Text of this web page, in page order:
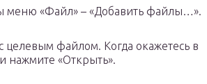
меню «Файл» – «Добавить файлы…».
целевым файлом. Когда окажетесь в
нажмите «Открыть».